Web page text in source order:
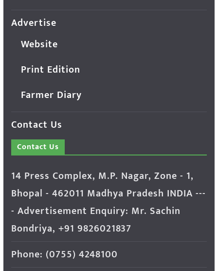
Advertise
Website
Print Edition
Farmer Diary
Contact Us
Contact Us
14 Press Complex, M.P. Nagar, Zone - 1,
Bhopal - 462011 Madhya Pradesh INDIA ---
- Advertisement Enquiry: Mr. Sachin
Bondriya, +91 9826021837
Phone: (0755) 4248100